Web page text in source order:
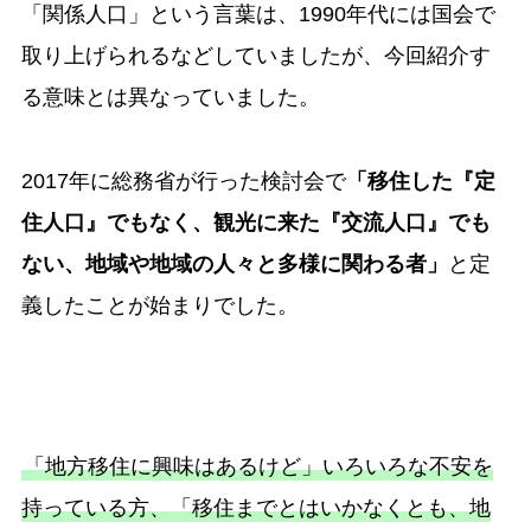
「関係人口」という言葉は、1990年代には国会で
取り上げられるなどしていましたが、今回紹介す
る意味とは異なっていました。
2017年に総務省が行った検討会で「移住した『定
住人口』でもなく、観光に来た『交流人口』でも
ない、地域や地域の人々と多様に関わる者」
と定
義したことが始まりでした。
「地方移住に興味はあるけど」いろいろな不安を
持っている方、「移住までとはいかなくとも、地